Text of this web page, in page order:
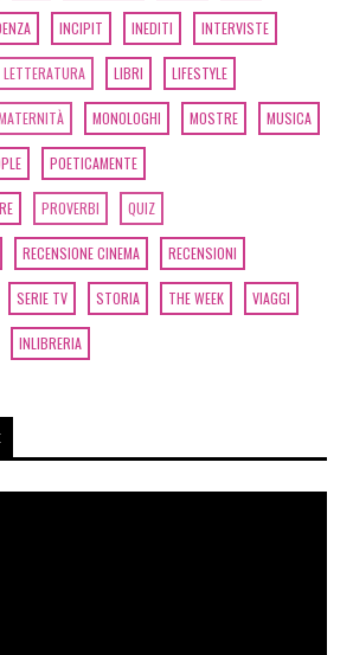
INCIPIT INEDITI INTERVISTE
LETTERATURA LIBRI LIFESTYLE
MONOLOGHI MOSTRE MUSICA
POETICAMENTE
PROVERBI QUIZ
RECENSIONE CINEMA RECENSIONI
SERIE TV STORIA THE WEEK VIAGGI
INLIBRERIA